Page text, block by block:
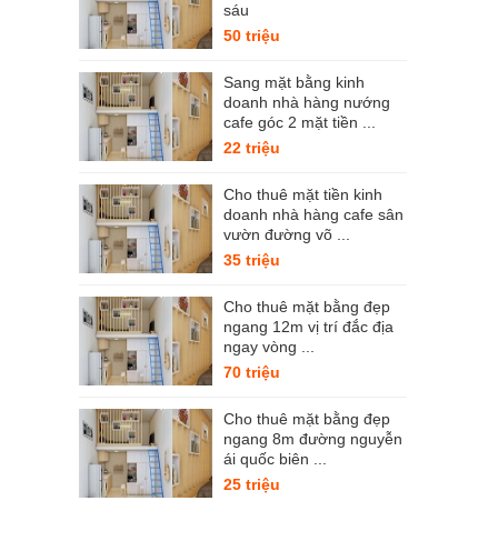
sáu
50 triệu
Sang mặt bằng kinh
doanh nhà hàng nướng
cafe góc 2 mặt tiền ...
22 triệu
Cho thuê mặt tiền kinh
doanh nhà hàng cafe sân
vườn đường võ ...
35 triệu
Cho thuê mặt bằng đẹp
ngang 12m vị trí đắc địa
ngay vòng ...
70 triệu
Cho thuê mặt bằng đẹp
ngang 8m đường nguyễn
ái quốc biên ...
25 triệu